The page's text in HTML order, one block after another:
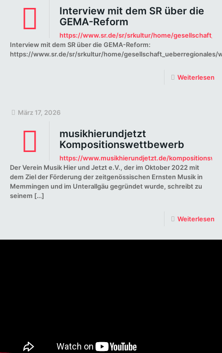
Interview mit dem SR über die
GEMA-Reform
https://www.sr.de/sr/srkultur/home/
Interview mit dem SR über die GEMA-Reform:
https://www.sr.de/sr/srkultur/home/gesellschaft_ueberregionales/
Weiterlesen
März 17, 2026
musikhierundjetzt
Kompositionswettbewerb
https://www.musikhierundjetzt.de/
Der Verein Musik Hier und Jetzt e.V., der im Oktober 2022 mit
dem Ziel der Förderung der zeitgenössischen Ernsten Musik in
Memmingen und im Unterallgäu gegründet wurde, schreibt zu
seinem […]
Weiterlesen